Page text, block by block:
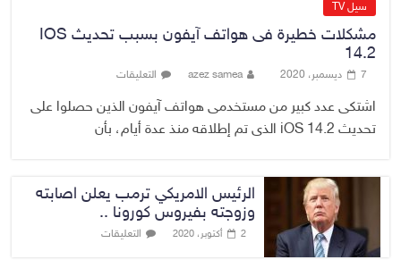
سيل TV
مشكلات خطيرة فى هواتف آيفون بسبب تحديث IOS
14.2
7 ديسمبر، 2020 azez samea التعليقات
اشتكى عدد كبير من مستخدمى هواتف آيفون الذين حصلوا على
تحديث iOS 14.2 الذى تم إطلاقه منذ عدة أيام، بأن
الرئيس الامريكي ترمب يعلن اصابته
وزوجته بفيروس كورونا ..
2 أكتوبر، 2020 التعليقات